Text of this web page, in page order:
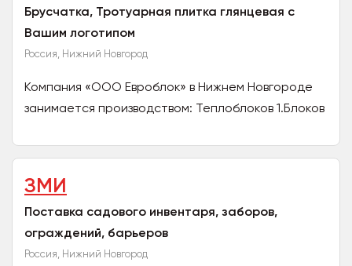
Брусчатка, Тротуарная плитка глянцевая с
Вашим логотипом
Россия, Нижний Новгород
Компания «ООО Евроблок» в Нижнем Новгороде
занимается производством: Теплоблоков 1.Блоков
2....
ЗМИ
Поставка садового инвентаря, заборов,
ограждений, барьеров
Россия, Нижний Новгород